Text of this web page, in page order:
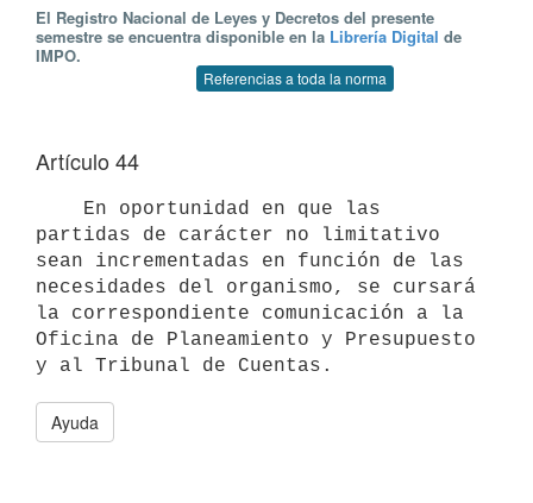
El Registro Nacional de Leyes y Decretos del presente
semestre se encuentra disponible en la Librería Digital de
IMPO.
Referencias a toda la norma
Artículo 44
partidas de carácter no limitativo
sean incrementadas en función de las
necesidades del organismo, se cursará
la correspondiente comunicación a la
Oficina de Planeamiento y Presupuesto
Ayuda